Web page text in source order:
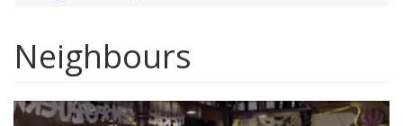
Neighbours